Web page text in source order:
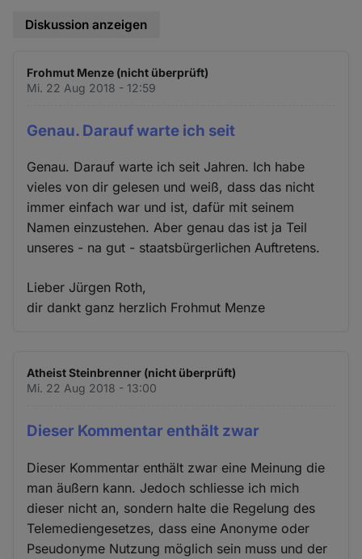
Diskussion anzeigen
Frohmut Menze (nicht überprüft)
Mi. 22 Aug 2018 - 12:59
Genau. Darauf warte ich seit
Genau. Darauf warte ich seit Jahren. Ich habe
vieles von dir gelesen und weiß, dass das nicht
immer einfach war und ist, dafür mit seinem
Namen einzustehen. Aber genau das ist ja Teil
unseres - na gut - staatsbürgerlichen Auftretens.
Lieber Jürgen Roth,
dir dankt ganz herzlich Frohmut Menze
Atheist Steinbrenner (nicht überprüft)
Mi. 22 Aug 2018 - 13:00
Dieser Kommentar enthält zwar
Dieser Kommentar enthält zwar eine Meinung die
man äußern kann. Jedoch schliesse ich mich
dieser nicht an, sondern halte die Regelung des
Telemediengesetzes, dass eine Anonyme oder
Pseudonyme Nutzung möglich sein muss und der